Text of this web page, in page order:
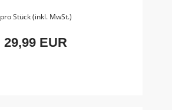
pro Stück (inkl. MwSt.)
29,99 EUR